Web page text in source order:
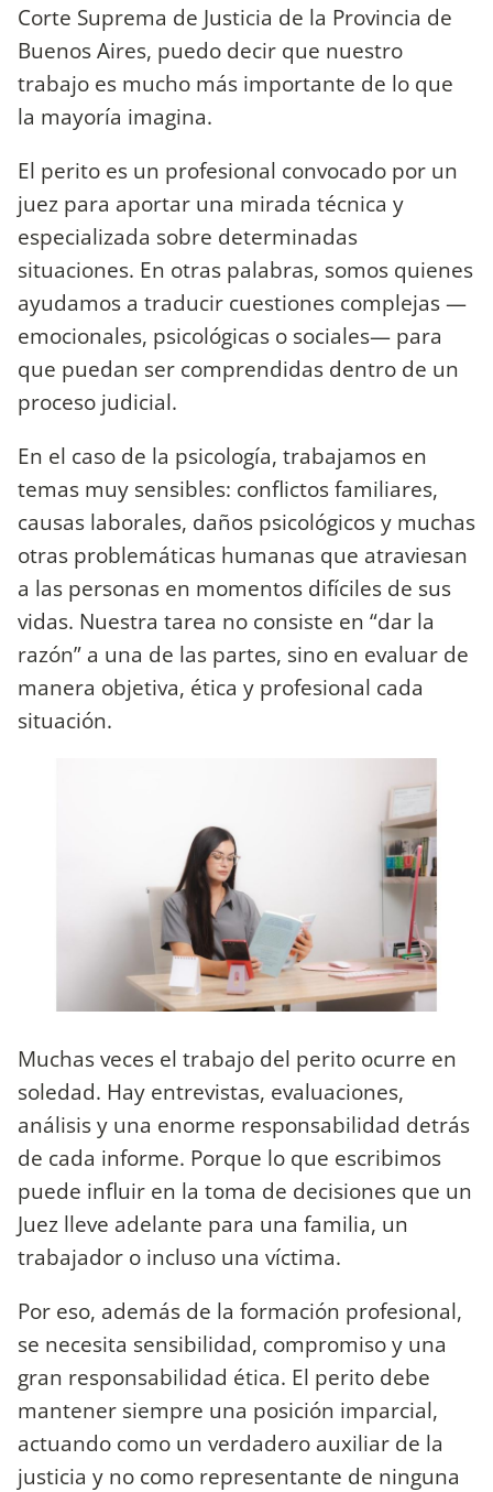
Corte Suprema de Justicia de la Provincia de
Buenos Aires, puedo decir que nuestro
trabajo es mucho más importante de lo que
la mayoría imagina.
El perito es un profesional convocado por un
juez para aportar una mirada técnica y
especializada sobre determinadas
situaciones. En otras palabras, somos quienes
ayudamos a traducir cuestiones complejas —
emocionales, psicológicas o sociales— para
que puedan ser comprendidas dentro de un
proceso judicial.
En el caso de la psicología, trabajamos en
temas muy sensibles: conflictos familiares,
causas laborales, daños psicológicos y muchas
otras problemáticas humanas que atraviesan
a las personas en momentos difíciles de sus
vidas. Nuestra tarea no consiste en “dar la
razón” a una de las partes, sino en evaluar de
manera objetiva, ética y profesional cada
situación.
Muchas veces el trabajo del perito ocurre en
soledad. Hay entrevistas, evaluaciones,
análisis y una enorme responsabilidad detrás
de cada informe. Porque lo que escribimos
puede influir en la toma de decisiones que un
Juez lleve adelante para una familia, un
trabajador o incluso una víctima.
Por eso, además de la formación profesional,
se necesita sensibilidad, compromiso y una
gran responsabilidad ética. El perito debe
mantener siempre una posición imparcial,
actuando como un verdadero auxiliar de la
justicia y no como representante de ninguna